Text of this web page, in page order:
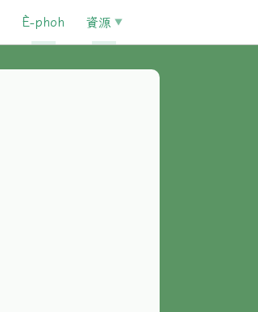
È-phoh 資源